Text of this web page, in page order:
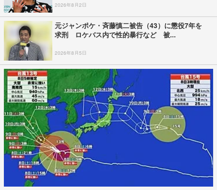
2026年8月2日
元ジャンポケ・斉藤慎二被告（43）に懲役7年を
求刑 ロケバス内で性的暴行など 被...
2026年8月5日